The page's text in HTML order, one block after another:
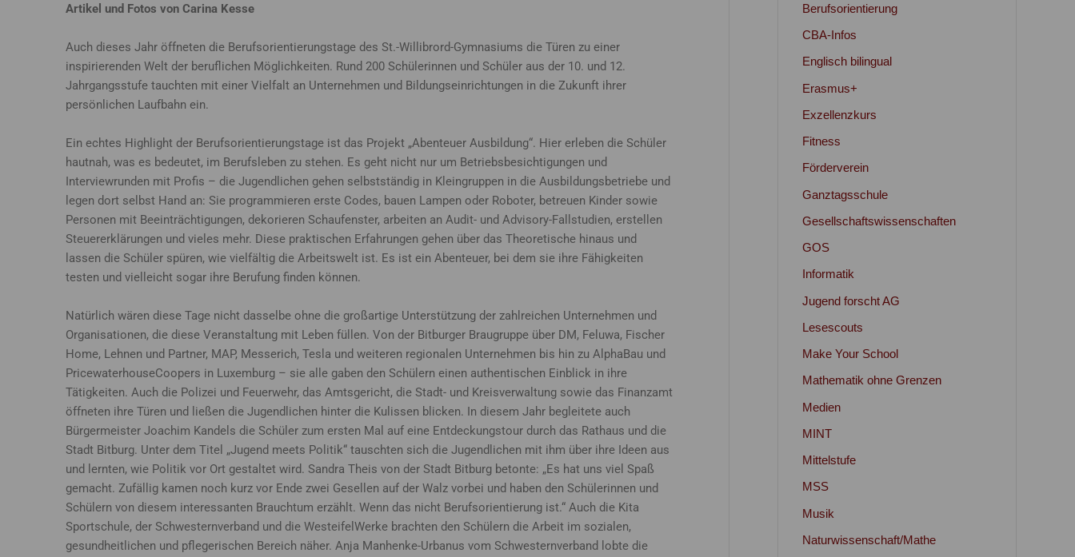
Artikel und Fotos von Carina Kesse
Auch dieses Jahr öffneten die Berufsorientierungstage des St.-Willibrord-Gymnasiums die Türen zu einer
inspirierenden Welt der beruflichen Möglichkeiten. Rund 200 Schülerinnen und Schüler aus der 10. und 12.
Jahrgangsstufe tauchten mit einer Vielfalt an Unternehmen und Bildungseinrichtungen in die Zukunft ihrer
persönlichen Laufbahn ein.
Ein echtes Highlight der Berufsorientierungstage ist das Projekt „Abenteuer Ausbildung“. Hier erleben die Schüler
hautnah, was es bedeutet, im Berufsleben zu stehen. Es geht nicht nur um Betriebsbesichtigungen und
Interviewrunden mit Profis – die Jugendlichen gehen selbstständig in Kleingruppen in die Ausbildungsbetriebe und
legen dort selbst Hand an: Sie programmieren erste Codes, bauen Lampen oder Roboter, betreuen Kinder sowie
Personen mit Beeinträchtigungen, dekorieren Schaufenster, arbeiten an Audit- und Advisory-Fallstudien, erstellen
Steuererklärungen und vieles mehr. Diese praktischen Erfahrungen gehen über das Theoretische hinaus und
lassen die Schüler spüren, wie vielfältig die Arbeitswelt ist. Es ist ein Abenteuer, bei dem sie ihre Fähigkeiten
testen und vielleicht sogar ihre Berufung finden können.
Natürlich wären diese Tage nicht dasselbe ohne die großartige Unterstützung der zahlreichen Unternehmen und
Organisationen, die diese Veranstaltung mit Leben füllen. Von der Bitburger Braugruppe über DM, Feluwa, Fischer
Home, Lehnen und Partner, MAP, Messerich, Tesla und weiteren regionalen Unternehmen bis hin zu AlphaBau und
PricewaterhouseCoopers in Luxemburg – sie alle gaben den Schülern einen authentischen Einblick in ihre
Tätigkeiten. Auch die Polizei und Feuerwehr, das Amtsgericht, die Stadt- und Kreisverwaltung sowie das Finanzamt
öffneten ihre Türen und ließen die Jugendlichen hinter die Kulissen blicken. In diesem Jahr begleitete auch
Bürgermeister Joachim Kandels die Schüler zum ersten Mal auf eine Entdeckungstour durch das Rathaus und die
Stadt Bitburg. Unter dem Titel „Jugend meets Politik“ tauschten sich die Jugendlichen mit ihm über ihre Ideen aus
und lernten, wie Politik vor Ort gestaltet wird. Sandra Theis von der Stadt Bitburg betonte: „Es hat uns viel Spaß
gemacht. Zufällig kamen noch kurz vor Ende zwei Gesellen auf der Walz vorbei und haben den Schülerinnen und
Schülern von diesem interessanten Brauchtum erzählt. Wenn das nicht Berufsorientierung ist.“ Auch die Kita
Sportschule, der Schwesternverband und die WesteifelWerke brachten den Schülern die Arbeit im sozialen,
gesundheitlichen und pflegerischen Bereich näher. Anja Manhenke-Urbanus vom Schwesternverband lobte die
Berufsorientierung
CBA-Infos
Englisch bilingual
Erasmus+
Exzellenzkurs
Fitness
Förderverein
Ganztagsschule
Gesellschaftswissenschaften
GOS
Informatik
Jugend forscht AG
Lesescouts
Make Your School
Mathematik ohne Grenzen
Medien
MINT
Mittelstufe
MSS
Musik
Naturwissenschaft/Mathe